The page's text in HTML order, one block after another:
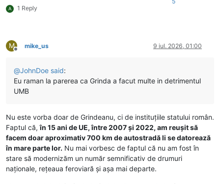
A 1 Reply
M
Deconectat
mike_us 9 iul. 2026, 01:00
@JohnDoe said:
Eu raman la parerea ca Grinda a facut multe in detrimentul
UMB
Nu este vorba doar de Grindeanu, ci de instituțiile statului român.
Faptul că,în 15 ani de UE, între 2007 și 2022, am reușit să
facem doar aproximativ 700 km de autostradă li se datorează
în mare parte lor. Nu mai vorbesc de faptul că nu am fost în
stare să modernizăm un număr semnificativ de drumuri
naționale, rețeaua feroviară și așa mai departe.